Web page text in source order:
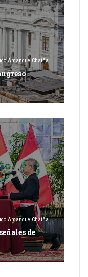
Amanque Chaiña
Amanque Chaiña
de